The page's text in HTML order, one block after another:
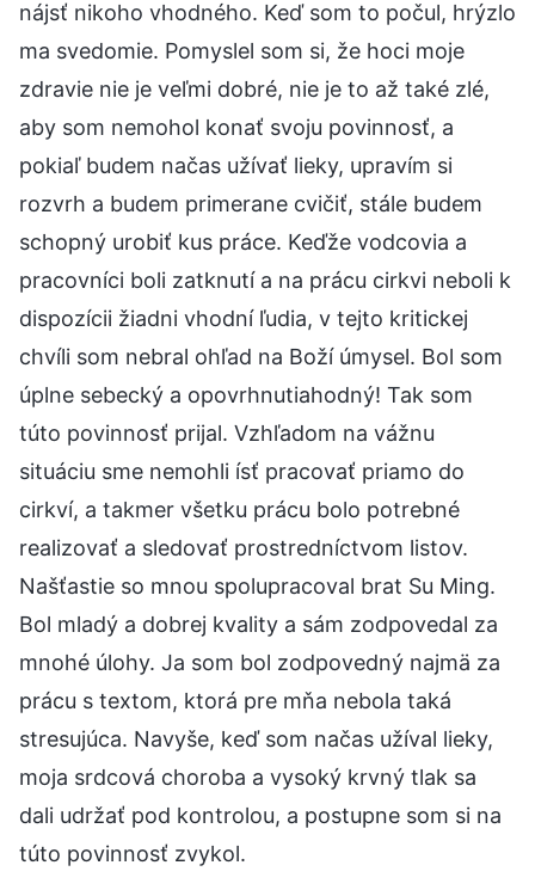
nájsť nikoho vhodného. Keď som to počul, hrýzlo
ma svedomie. Pomyslel som si, že hoci moje
zdravie nie je veľmi dobré, nie je to až také zlé,
aby som nemohol konať svoju povinnosť, a
pokiaľ budem načas užívať lieky, upravím si
rozvrh a budem primerane cvičiť, stále budem
schopný urobiť kus práce. Keďže vodcovia a
pracovníci boli zatknutí a na prácu cirkvi neboli k
dispozícii žiadni vhodní ľudia, v tejto kritickej
chvíli som nebral ohľad na Boží úmysel. Bol som
úplne sebecký a opovrhnutiahodný! Tak som
túto povinnosť prijal. Vzhľadom na vážnu
situáciu sme nemohli ísť pracovať priamo do
cirkví, a takmer všetku prácu bolo potrebné
realizovať a sledovať prostredníctvom listov.
Našťastie so mnou spolupracoval brat Su Ming.
Bol mladý a dobrej kvality a sám zodpovedal za
mnohé úlohy. Ja som bol zodpovedný najmä za
prácu s textom, ktorá pre mňa nebola taká
stresujúca. Navyše, keď som načas užíval lieky,
moja srdcová choroba a vysoký krvný tlak sa
dali udržať pod kontrolou, a postupne som si na
túto povinnosť zvykol.